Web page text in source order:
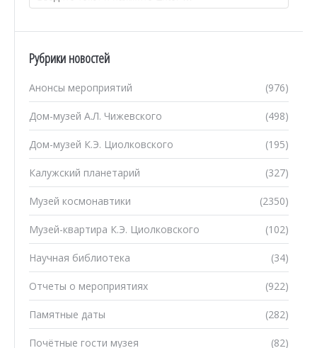
Рубрики новостей
(976)
Анонсы мероприятий
(498)
Дом-музей А.Л. Чижевского
(195)
Дом-музей К.Э. Циолковского
(327)
Калужский планетарий
(2350)
Музей космонавтики
(102)
Музей-квартира К.Э. Циолковского
(34)
Научная библиотека
(922)
Отчеты о мероприятиях
(282)
Памятные даты
(82)
Почётные гости музея